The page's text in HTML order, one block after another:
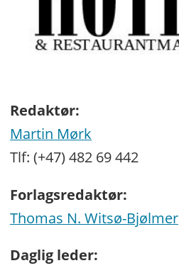
Redaktør:
Martin Mørk
Tlf: (+47) 482 69 442
Forlagsredaktør:
Thomas N. Witsø-Bjølmer
Daglig leder: